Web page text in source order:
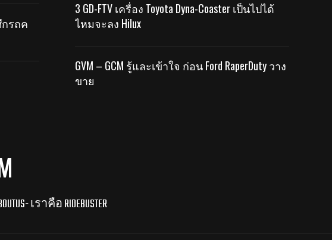
ศึกรถค
3 GD-FTV เครื่อง Toyota Dyna-Coaster เป็นไปได้
ไหมจะลง Hilux
GVM – GCM รู้และเข้าใจ ก่อน Ford RaperDuty วาง
ขาย
เราคือ RIDEBUSTER